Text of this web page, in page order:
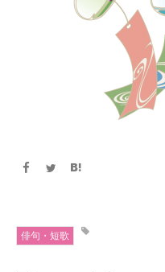
俳句・短歌